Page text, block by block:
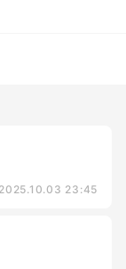
2025.10.03 23:45